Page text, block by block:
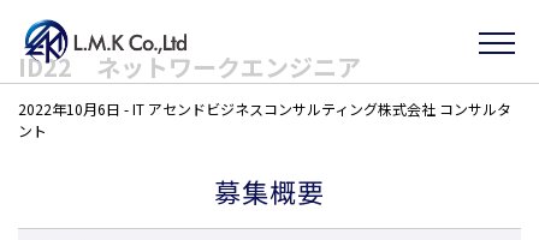
Skip
to
the
content
ID22 ネットワークエンジニア
2022年10月6日 -IT アセンドビジネスコンサルティング株式会社 コンサルタ
ント
募集概要